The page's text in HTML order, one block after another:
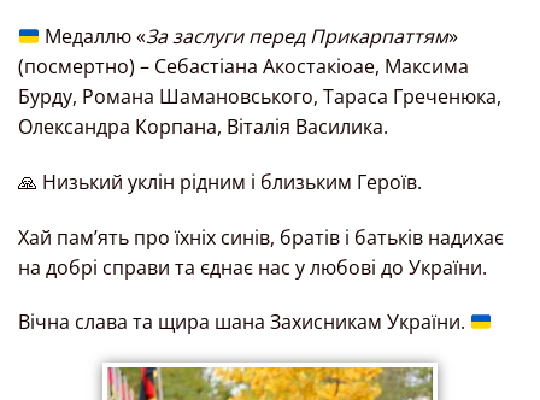
Медаллю «За заслуги перед Прикарпаттям»
(посмертно) – Себастіана Акостакіоае, Максима
Бурду, Романа Шамановського, Тараса Греченюка,
Олександра Корпана, Віталія Василика.
🙏 Низький уклін рідним і близьким Героїв.
Хай пам’ять про їхніх синів, братів і батьків надихає
на добрі справи та єднає нас у любові до України.
Вічна слава та щира шана Захисникам України.